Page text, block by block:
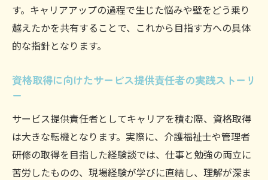
す。キャリアアップの過程で生じた悩みや壁をどう乗り
越えたかを共有することで、これから目指す方への具体
的な指針となります。
資格取得に向けたサービス提供責任者の実践ストーリ
ー
サービス提供責任者としてキャリアを積む際、資格取得
は大きな転機となります。実際に、介護福祉士や管理者
研修の取得を目指した経験談では、仕事と勉強の両立に
苦労したものの、現場経験が学びに直結し、理解が深ま